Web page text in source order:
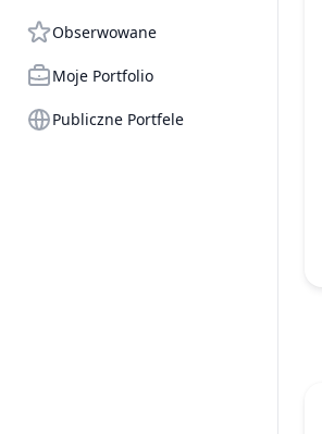
Obserwowane
Moje Portfolio
Publiczne Portfele